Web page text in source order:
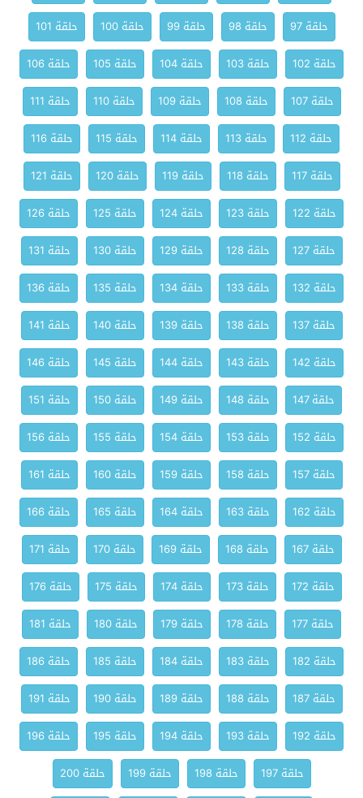
حلقة 97
حلقة 98 حلقة 99 حلقة 100
حلقة 101
حلقة 102
حلقة 103 حلقة 104 حلقة 105
حلقة 106
حلقة 107
حلقة 108 حلقة 109 حلقة 110
حلقة 111
حلقة 112
حلقة 113 حلقة 114 حلقة 115
حلقة 116
حلقة 117
حلقة 118 حلقة 119 حلقة 120
حلقة 121
حلقة 122
حلقة 123 حلقة 124 حلقة 125
حلقة 126
حلقة 127
حلقة 128 حلقة 129 حلقة 130
حلقة 131
حلقة 132
حلقة 133 حلقة 134 حلقة 135
حلقة 136
حلقة 137
حلقة 138 حلقة 139 حلقة 140
حلقة 141
حلقة 142
حلقة 143 حلقة 144 حلقة 145
حلقة 146
حلقة 147
حلقة 148 حلقة 149 حلقة 150
حلقة 151
حلقة 152
حلقة 153 حلقة 154 حلقة 155
حلقة 156
حلقة 157
حلقة 158 حلقة 159 حلقة 160
حلقة 161
حلقة 162
حلقة 163 حلقة 164 حلقة 165
حلقة 166
حلقة 167
حلقة 168 حلقة 169 حلقة 170
حلقة 171
حلقة 172
حلقة 173 حلقة 174 حلقة 175
حلقة 176
حلقة 177
حلقة 178 حلقة 179 حلقة 180
حلقة 181
حلقة 182
حلقة 183 حلقة 184 حلقة 185
حلقة 186
حلقة 187
حلقة 188 حلقة 189 حلقة 190
حلقة 191
حلقة 192
حلقة 193 حلقة 194 حلقة 195
حلقة 196
حلقة 197
حلقة 198 حلقة 199 حلقة 200